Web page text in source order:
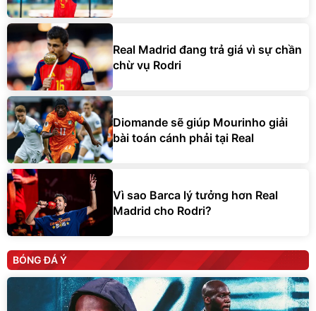
Real Madrid đang trả giá vì sự chần
chừ vụ Rodri
Diomande sẽ giúp Mourinho giải
bài toán cánh phải tại Real
Vì sao Barca lý tưởng hơn Real
Madrid cho Rodri?
BÓNG ĐÁ Ý